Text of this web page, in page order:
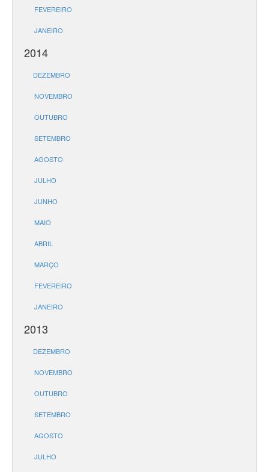
FEVEREIRO
JANEIRO
2014
DEZEMBRO
NOVEMBRO
OUTUBRO
SETEMBRO
AGOSTO
JULHO
JUNHO
MAIO
ABRIL
MARÇO
FEVEREIRO
JANEIRO
2013
DEZEMBRO
NOVEMBRO
OUTUBRO
SETEMBRO
AGOSTO
JULHO